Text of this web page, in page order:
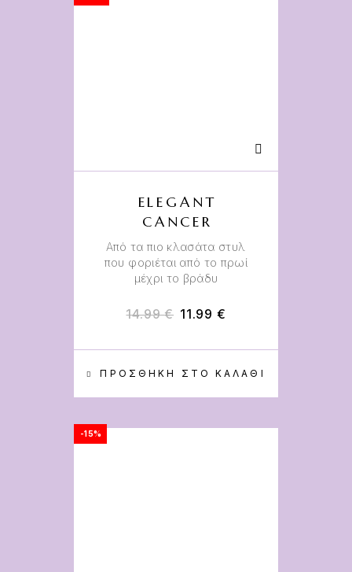
ΠΡΟΣΘΉΚΗ ΣΤΟ ΚΑΛΆΘΙ
ELEGANT
CANCER
Από τα πιο κλασάτα στυλ
που φοριέται από το πρωί
μέχρι το βράδυ
14.99€ 11.99 €
-15%